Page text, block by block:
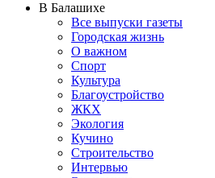
В Балашихе
Все выпуски газеты
Городская жизнь
О важном
Спорт
Культура
Благоустройство
ЖКХ
Экология
Кучино
Строительство
Интервью